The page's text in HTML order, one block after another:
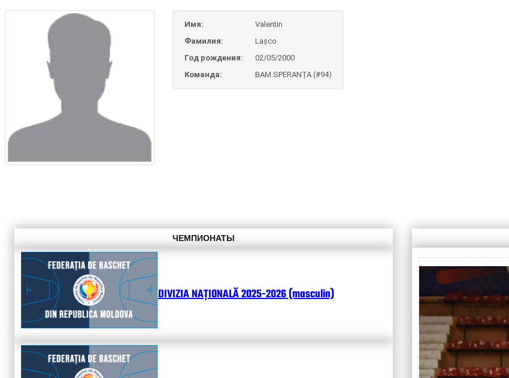
Имя:
Valentin
Фамилия:
Lașco
Год рождения:
02/05/2000
Команда:
BAM SPERANȚA (#94)
ЧЕМПИОНАТЫ
DIVIZIA NAȚIONALĂ 2025-2026 (masculin)